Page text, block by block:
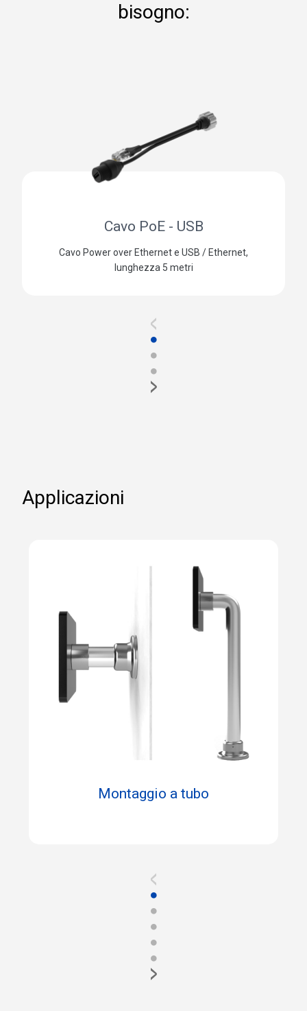
bisogno:
Cavo PoE - USB
Cavo Power over Ethernet e USB / Ethernet,
lunghezza 5 metri
<
●
●
●
>
Applicazioni
Montaggio a tubo
<
●
●
●
●
●
>